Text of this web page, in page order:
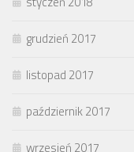
grudzień 2017
listopad 2017
październik 2017
wrzesień 2017